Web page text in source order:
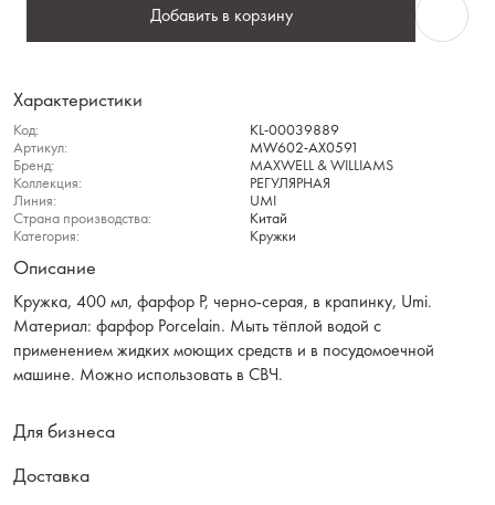
Добавить в корзину
Характеристики
Код:
KL-00039889
Артикул:
MW602-AX0591
Бренд:
MAXWELL & WILLIAMS
Коллекция:
РЕГУЛЯРНАЯ
Линия:
UMI
Страна производства:
Китай
Категория:
Кружки
Описание
Кружка, 400 мл, фарфор P, черно-серая, в крапинку, Umi.
Материал: фарфор Рorcelain. Мыть тёплой водой с
применением жидких моющих средств и в посудомоечной
машине. Можно использовать в СВЧ.
Для бизнеса
Доставка